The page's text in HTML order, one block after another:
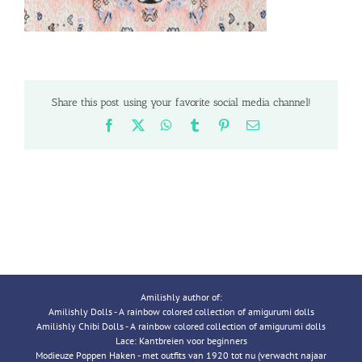
Share this post using your favorite social media channel!
Facebook WhatsApp
Tumblr PinterestEmail
Amilishly author of:
Amilishly Dolls - A rainbow colored collection of amigurumi dolls
Amilishly Chibi Dolls - A rainbow colored collection of amigurumi dolls
Lace: Kantbreien voor beginners
Modieuze Poppen Haken - met outfits van 1920 tot nu (verwacht najaar